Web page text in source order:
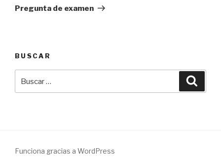
entrada
Pregunta de examen
BUSCAR
por:
Funciona gracias a WordPress